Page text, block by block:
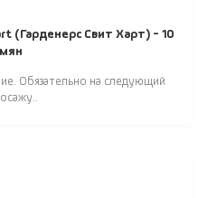
(Гарденерс Свит Харт) - 10
Обязательно на следующий